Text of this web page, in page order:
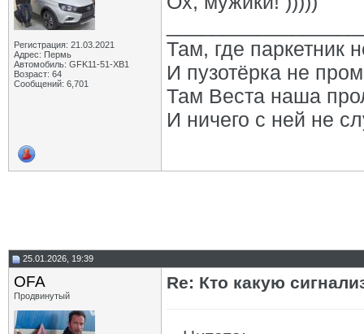
Регистрация: 21.03.2021
Адрес: Пермь
Автомобиль: GFK11-51-ХВ1
Возраст: 64
Сообщений: 6,701
Там, где паркетник
И пузотёрка не
Там Веста наша
И ничего с ней не
25.01.2026, 19:39
OFA
Продвинутый
Re: Кто какую